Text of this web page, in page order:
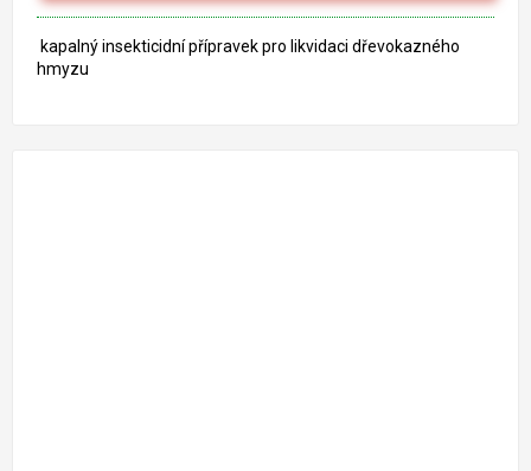
kapalný insekticidní přípravek pro likvidaci dřevokazného
hmyzu